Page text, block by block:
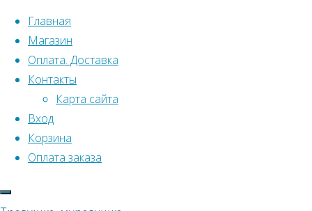
Перейти к содержимому
Главная
Магазин
Оплата. Доставка
Контакты
Карта сайта
Вход
Корзина
Оплата заказа
Что искать:
Поиск
Искать: